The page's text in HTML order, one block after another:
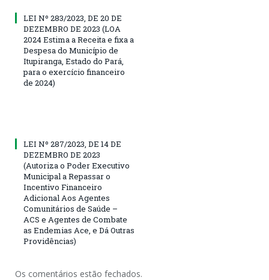
LEI Nº 283/2023, DE 20 DE
DEZEMBRO DE 2023 (LOA
2024 Estima a Receita e fixa a
Despesa do Município de
Itupiranga, Estado do Pará,
para o exercício financeiro
de 2024)
LEI Nº 287/2023, DE 14 DE
DEZEMBRO DE 2023
(Autoriza o Poder Executivo
Municipal a Repassar o
Incentivo Financeiro
Adicional Aos Agentes
Comunitários de Saúde –
ACS e Agentes de Combate
as Endemias Ace, e Dá Outras
Providências)
Os comentários estão fechados.